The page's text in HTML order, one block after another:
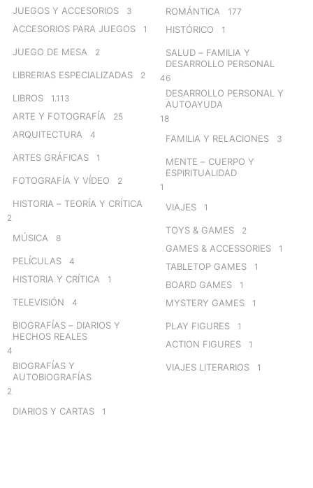
JUEGOS Y ACCESORIOS 3
ACCESORIOS PARA JUEGOS 1
JUEGO DE MESA 2
LIBRERIAS ESPECIALIZADAS 2
LIBROS 1.113
ARTE Y FOTOGRAFÍA 25
ARQUITECTURA 4
ARTES GRÁFICAS 1
FOTOGRAFÍA Y VÍDEO 2
HISTORIA – TEORÍA Y CRÍTICA
2
MÚSICA 8
PELÍCULAS 4
HISTORIA Y CRÍTICA 1
TELEVISIÓN 4
BIOGRAFÍAS – DIARIOS Y
HECHOS REALES
4
BIOGRAFÍAS Y
AUTOBIOGRAFÍAS
2
DIARIOS Y CARTAS 1
ROMÁNTICA 177
HISTÓRICO 1
SALUD – FAMILIA Y
DESARROLLO PERSONAL
46
DESARROLLO PERSONAL Y
AUTOAYUDA
18
FAMILIA Y RELACIONES 3
MENTE – CUERPO Y
ESPIRITUALIDAD
1
VIAJES 1
TOYS & GAMES 2
GAMES & ACCESSORIES 1
TABLETOP GAMES 1
BOARD GAMES 1
MYSTERY GAMES 1
PLAY FIGURES 1
ACTION FIGURES 1
VIAJES LITERARIOS 1